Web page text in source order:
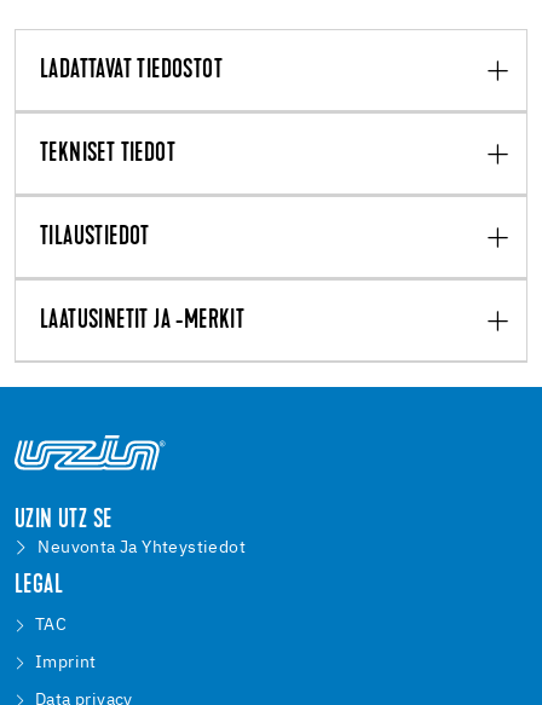
LADATTAVAT TIEDOSTOT
TEKNISET TIEDOT
TILAUSTIEDOT
LAATUSINETIT JA -MERKIT
UZIN UTZ SE
Neuvonta Ja Yhteystiedot
LEGAL
TAC
Imprint
Data privacy